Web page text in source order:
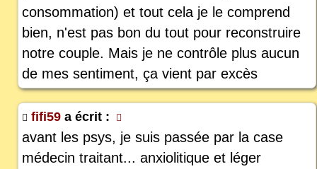
consommation) et tout cela je le comprend
bien, n'est pas bon du tout pour reconstruire
notre couple. Mais je ne contrôle plus aucun
de mes sentiment, ça vient par excès
fifi59 a écrit :
avant les psys, je suis passée par la case
médecin traitant... anxiolitique et léger